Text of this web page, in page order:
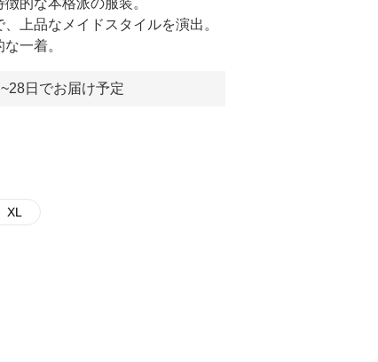
的な本格派の服装。
上品なメイドスタイルを演出。
一着。
日でお届け予定
XL